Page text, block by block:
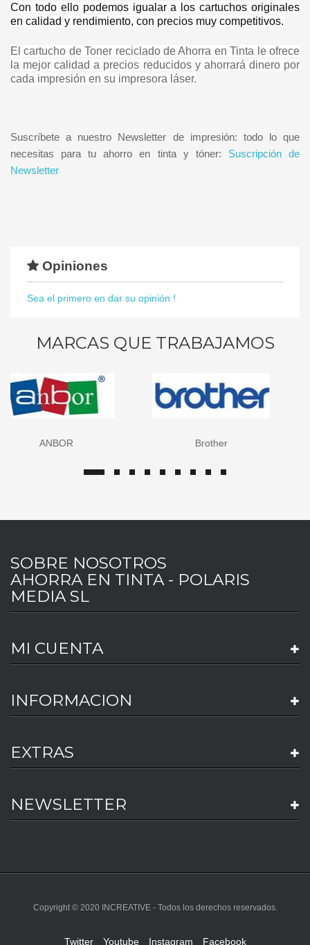
Con todo ello podemos igualar a los cartuchos originales
en calidad y rendimiento, con precios muy competitivos.
El cartucho de Toner reciclado de Ahorra en Tinta le ofrece
la mejor calidad a precios reducidos y ahorrará dinero por
cada impresión en su impresora láser.
Suscríbete a nuestro Newsletter de impresión: todo lo que
necesitas para tu ahorro en tinta y tóner: Suscripción de
Newsletter
Opiniones
Sea el primero en dar su opinión !
MARCAS QUE TRABAJAMOS
Brother Canon
SOBRE NOSOTROS
AHORRA EN TINTA - POLARIS
MEDIA SL
MI CUENTA
INFORMACION
EXTRAS
NEWSLETTER
Copyright © 2020 INCREATIVE - Todos los derechos reservados.
Twitter Youtube Instagram Facebook